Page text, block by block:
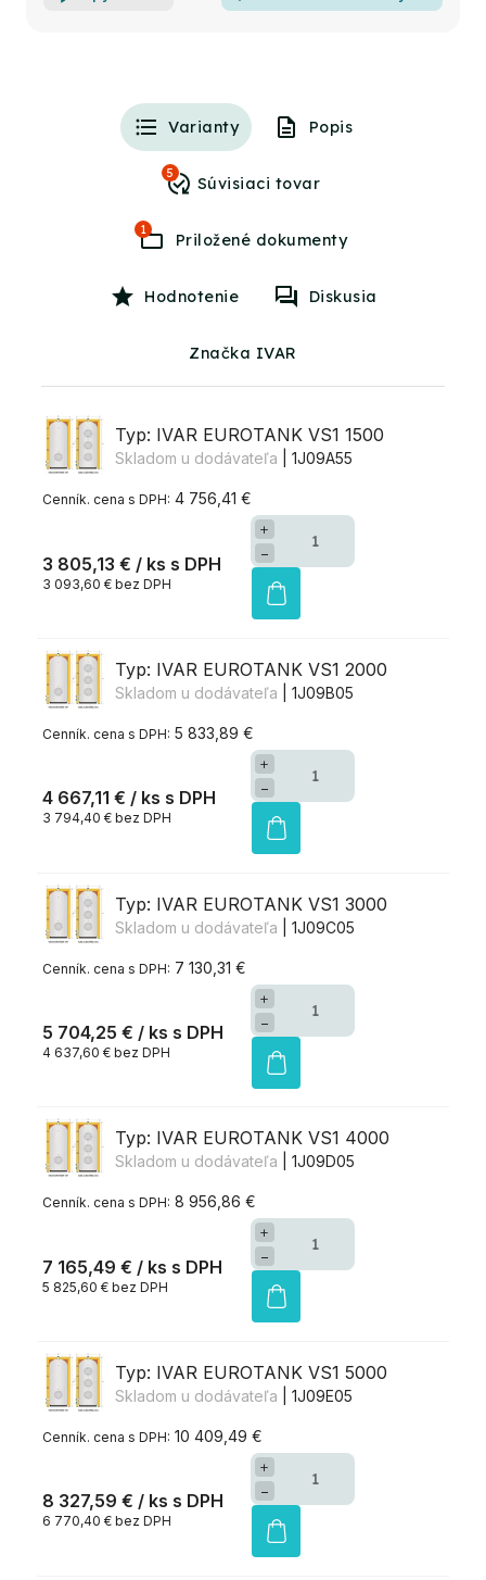
Varianty Popis
5
1
Hodnotenie Diskusia
Značka IVAR
Typ: IVAR EUROTANK VS1 1500
Skladom u dodávateľa | 1J09A55
4 756,41 €
3 805,13 € / ks
3 093,60 € bez DPH
+
−
Typ: IVAR EUROTANK VS1 2000
Skladom u dodávateľa | 1J09B05
5 833,89 €
4 667,11 € / ks
3 794,40 € bez DPH
+
−
Typ: IVAR EUROTANK VS1 3000
Skladom u dodávateľa | 1J09C05
7 130,31 €
5 704,25 € / ks
4 637,60 € bez DPH
+
−
Typ: IVAR EUROTANK VS1 4000
Skladom u dodávateľa | 1J09D05
8 956,86 €
7 165,49 € / ks
5 825,60 € bez DPH
+
−
Typ: IVAR EUROTANK VS1 5000
Skladom u dodávateľa | 1J09E05
10 409,49 €
8 327,59 € / ks
6 770,40 € bez DPH
+
−